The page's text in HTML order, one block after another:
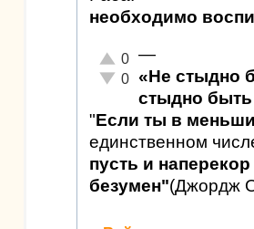
необходимо
Отлично!
0
Неадекватно!
0
—
«Не стыдно
стыдно быть
"Если ты в
единственном
пусть и
безумен"(Джордж